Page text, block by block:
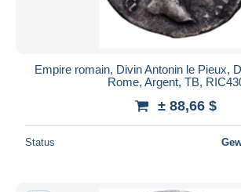
Empire romain, Divin Antonin le Pieux,
Rome, Argent, TB,
± 88,66 $
Status